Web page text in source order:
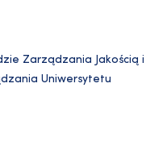
Zarządzania Jakością i
Uniwersytetu